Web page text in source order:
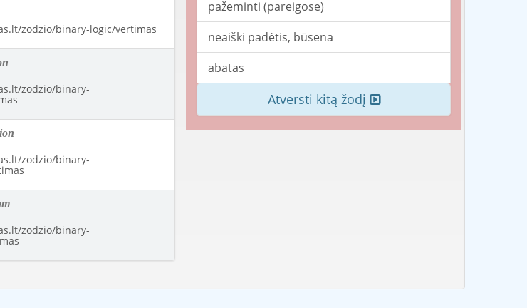
zodzio/binary-logic/vertimas
zodzio/binary-
zodzio/binary-
zodzio/binary-
pažeminti (pareigose)
neaiški padėtis, būsena
abatas
Atversti kitą žodį